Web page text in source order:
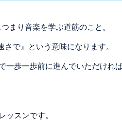
まり音楽を学ぶ道筋のこと。
で』という意味になります。
一歩一歩前に進んでいただけれ
ッスンです。